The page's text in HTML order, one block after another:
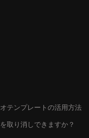
テンプレートの活用方法
取り消しできますか？